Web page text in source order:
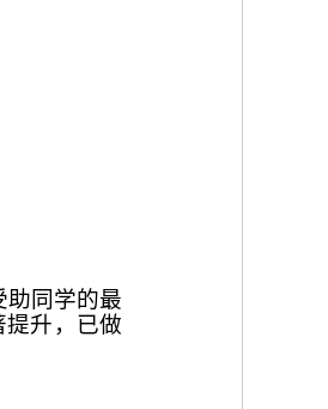
助同学的最
升，已做